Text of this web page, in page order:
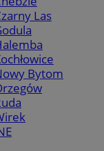
Las
Bytom